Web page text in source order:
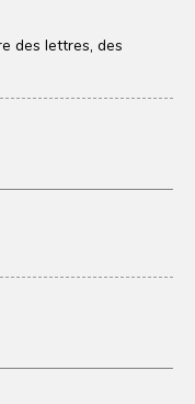
des lettres, des